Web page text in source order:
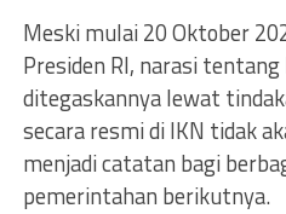
Meski mulai 20 Oktober
Presiden RI, narasi
ditegaskannya lewat
secara resmi di IKN tidak
menjadi catatan bagi
pemerintahan berikutnya.